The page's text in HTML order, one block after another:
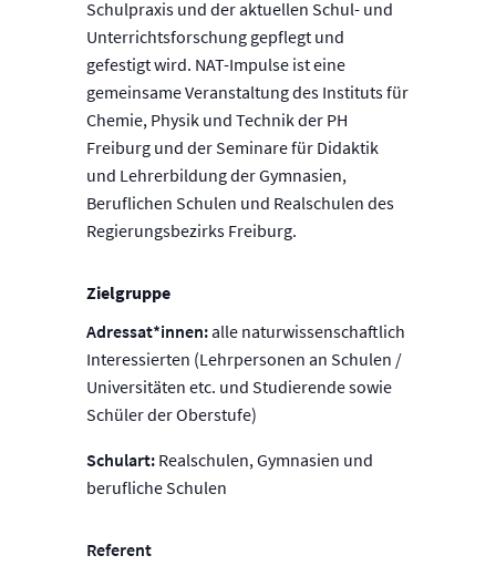
Schulpraxis und der aktuellen Schul- und
Unterrichtsforschung gepflegt und
gefestigt wird. NAT-Impulse ist eine
gemeinsame Veranstaltung des Instituts für
Chemie, Physik und Technik der PH
Freiburg und der Seminare für Didaktik
und Lehrerbildung der Gymnasien,
Beruflichen Schulen und Realschulen des
Regierungsbezirks Freiburg.
Zielgruppe
Adressat*innen:alle naturwissenschaftlich
Interessierten (Lehrpersonen an Schulen /
Universitäten etc. und Studierende sowie
Schüler der Oberstufe)
Schulart: Realschulen, Gymnasien und
berufliche Schulen
Referent